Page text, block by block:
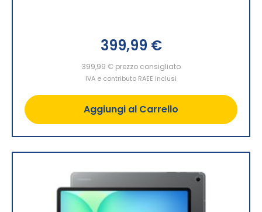
399,99 €
399,99 € prezzo consigliato
IVA e contributo RAEE inclusi
Aggiungi al Carrello